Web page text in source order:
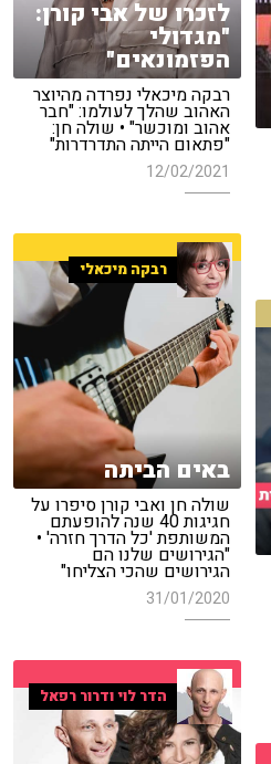
לזכרו של אבי קורן:
"מגדולי
הפזמונאים"
רבקה מיכאלי נפרדה מהיוצר
האהוב שהלך לעולמו: "חבר
אהוב ומוכשר" • שולה חן:
"פתאום הייתה התדרדרות"
12/02/2021
רבקה מיכאלי
באים הביתה
שולה חן ואבי קורן סיפרו על
חגיגות 40 שנה להופעתם
המשותפת 'כל הדרך חזרה' •
"הגירושים שלנו הם
הגירושים שהכי הצליחו"
31/01/2020
הדר לוי ודרור רפאל